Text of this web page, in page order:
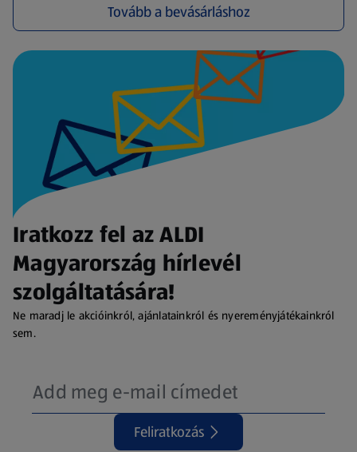
Tovább a bevásárláshoz
(új oldalon nyílik meg)
Iratkozz fel az ALDI
Magyarország hírlevél
szolgáltatására!
Ne maradj le akcióinkról, ajánlatainkról és nyereményjátékainkról
sem.
Feliratkozás